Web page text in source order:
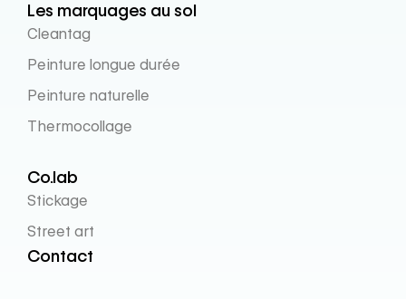
Les marquages au sol
Cleantag
Peinture longue durée
Peinture naturelle
Thermocollage
Co.lab
Stickage
Street art
Contact